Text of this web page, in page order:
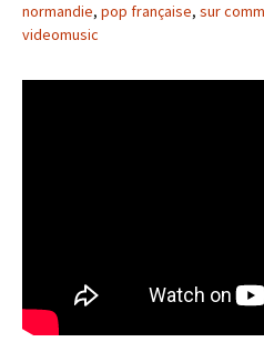
normandie, pop française, sur
videomusic